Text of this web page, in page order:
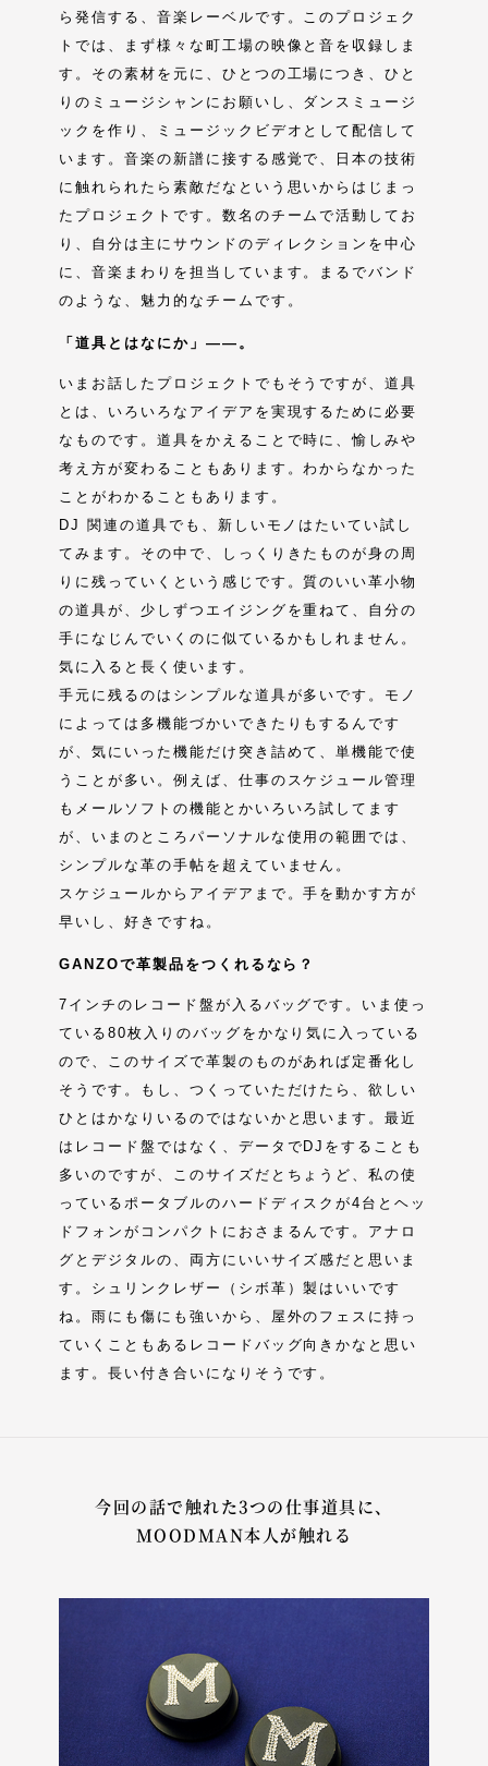
ら発信する、音楽レーベルです。このプロジェク
トでは、まず様々な町工場の映像と音を収録しま
す。その素材を元に、ひとつの工場につき、ひと
りのミュージシャンにお願いし、ダンスミュージ
ックを作り、ミュージックビデオとして配信して
います。音楽の新譜に接する感覚で、日本の技術
に触れられたら素敵だなという思いからはじまっ
たプロジェクトです。数名のチームで活動してお
り、自分は主にサウンドのディレクションを中心
に、音楽まわりを担当しています。まるでバンド
のような、魅力的なチームです。
「道具とはなにか」――。
いまお話したプロジェクトでもそうですが、道具
とは、いろいろなアイデアを実現するために必要
なものです。道具をかえることで時に、愉しみや
考え方が変わることもあります。わからなかった
ことがわかることもあります。
DJ 関連の道具でも、新しいモノはたいてい試し
てみます。その中で、しっくりきたものが身の周
りに残っていくという感じです。質のいい革小物
の道具が、少しずつエイジングを重ねて、自分の
手になじんでいくのに似ているかもしれません。
気に入ると長く使います。
手元に残るのはシンプルな道具が多いです。モノ
によっては多機能づかいできたりもするんです
が、気にいった機能だけ突き詰めて、単機能で使
うことが多い。例えば、仕事のスケジュール管理
もメールソフトの機能とかいろいろ試してます
が、いまのところパーソナルな使用の範囲では、
シンプルな革の手帖を超えていません。
スケジュールからアイデアまで。手を動かす方が
早いし、好きですね。
GANZOで革製品をつくれるなら？
7インチのレコード盤が入るバッグです。いま使っ
ている80枚入りのバッグをかなり気に入っている
ので、このサイズで革製のものがあれば定番化し
そうです。もし、つくっていただけたら、欲しい
ひとはかなりいるのではないかと思います。最近
はレコード盤ではなく、データでDJをすることも
多いのですが、このサイズだとちょうど、私の使
っているポータブルのハードディスクが4台とヘッ
ドフォンがコンパクトにおさまるんです。アナロ
グとデジタルの、両方にいいサイズ感だと思いま
す。シュリンクレザー（シボ革）製はいいです
ね。雨にも傷にも強いから、屋外のフェスに持っ
ていくこともあるレコードバッグ向きかなと思い
ます。長い付き合いになりそうです。
今回の話で触れた3つの仕事道具に、
MOODMAN本人が触れる